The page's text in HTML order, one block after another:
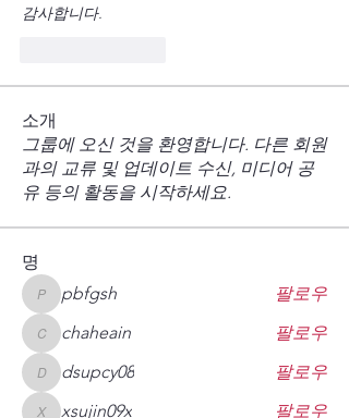
감사합니다.
소개
그룹에 오신 것을 환영합니다. 다른 회원
과의 교류 및 업데이트 수신, 미디어 공
유 등의 활동을 시작하세요.
명
pbfgshpbfgsh 팔로우
chaheain
chaheain 팔로우
dsupcy08
dsupcy08 팔로우
xsujin09x 팔로우